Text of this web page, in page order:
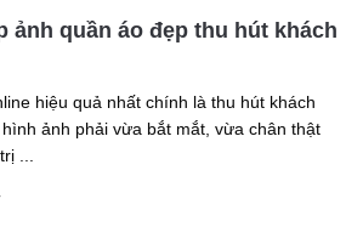
ảnh quần áo đẹp thu hút khách
hiệu quả nhất chính là thu hút khách
ảnh phải vừa bắt mắt, vừa chân thật
...